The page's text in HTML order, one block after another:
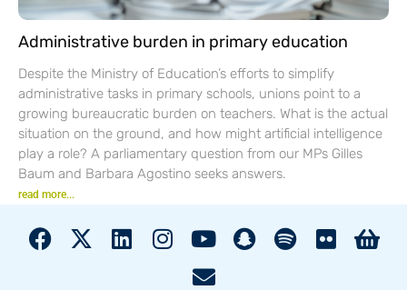
Administrative burden in primary education
Despite the Ministry of Education’s efforts to simplify
administrative tasks in primary schools, unions point to a
growing bureaucratic burden on teachers. What is the actual
situation on the ground, and how might artificial intelligence
play a role? A parliamentary question from our MPs Gilles
Baum and Barbara Agostino seeks answers.
read more...